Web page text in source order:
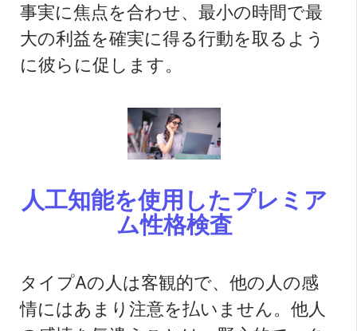
事実に焦点を合わせ、最小の時間で最
大の利益を確実に得る行動を取るよう
に彼らに促します。
人工知能を使用したプレミア
ム性格検査
タイプAの人は客観的で、他の人の感
情にはあまり注意を払いません。他人